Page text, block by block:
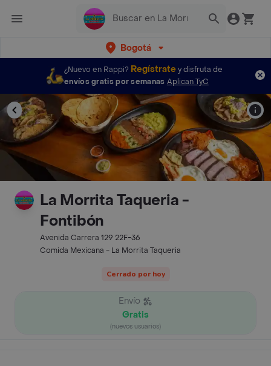
Bogotá
¿Nuevo en Rappi? Regístratey disfruta de
envíos gratis por semanas Aplican TyC
La Morrita Taqueria -
Fontibón
Avenida Carrera 129 22F-36
Comida Mexicana - La Morrita Taqueria
Cerrado por hoy
Envío
Gratis
(nuevos usuarios)